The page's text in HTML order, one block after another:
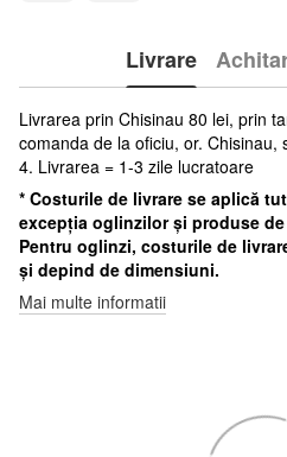
Livrare
Livrarea prin Chisinau 80 lei, prin
comanda de la oficiu, or. Chisinau,
4. Livrarea = 1-3 zile lucratoare
* Costurile de livrare se aplică
excepția oglinzilor și produse
Pentru oglinzi, costurile de
și depind de dimensiuni.
Mai multe informatii